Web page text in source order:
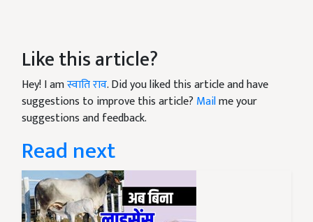
Like this article?
Hey! I amस्वाति राव. Did you liked this article and have
suggestions to improve this article? Mailme your
suggestions and feedback.
Read next